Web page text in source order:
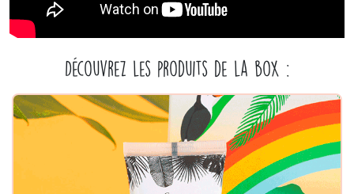
Découvrez les produits de la box :